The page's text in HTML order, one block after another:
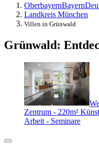
OberbayernBayern
Landkreis München
Villen in Grünwald
Grünwald:
Zentrum - 220m²
Arbeit - Seminare